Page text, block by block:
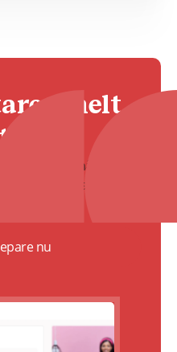
— helt
på några
startpunkt
nu